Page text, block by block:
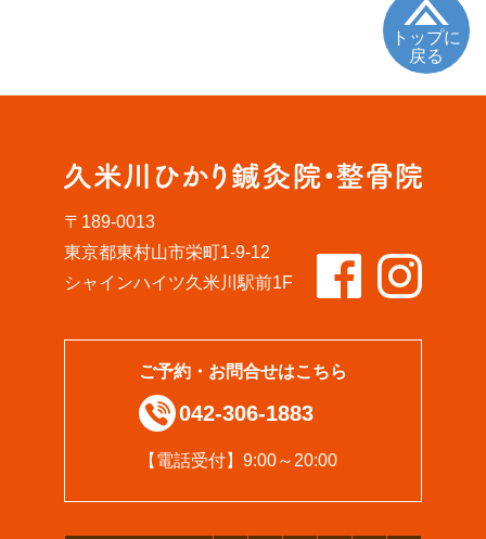
トップに
戻る
〒189-0013
東京都東村山市栄町1-9-12
シャインハイツ久米川駅前1F
ご予約・お問合せはこちら
042-306-1883
【電話受付】9:00～20:00